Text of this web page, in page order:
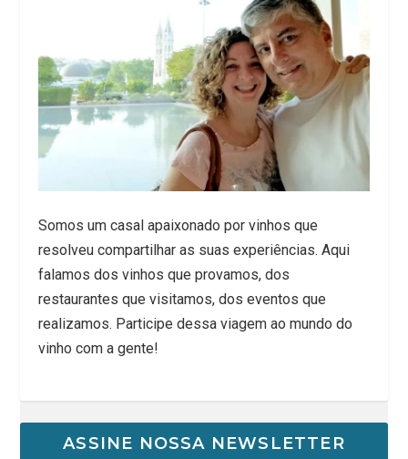
Somos um casal apaixonado por vinhos que
resolveu compartilhar as suas experiências. Aqui
falamos dos vinhos que provamos, dos
restaurantes que visitamos, dos eventos que
realizamos. Participe dessa viagem ao mundo do
vinho com a gente!
ASSINE NOSSA NEWSLETTER